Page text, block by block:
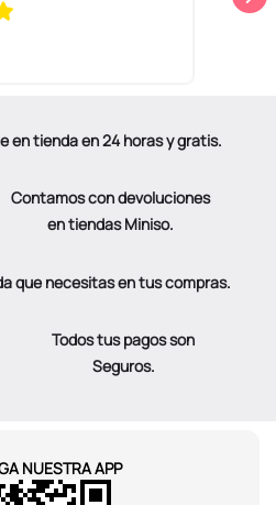
en tienda en 24 horas y gratis.
Contamos con devoluciones
en tiendas Miniso.
que necesitas en tus compras.
Todos tus pagos son
Seguros.
NUESTRA APP